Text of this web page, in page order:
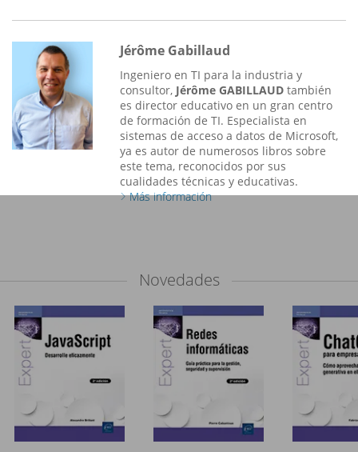
Jérôme Gabillaud
Ingeniero en TI para la industria y
consultor, Jérôme GABILLAUD también
es director educativo en un gran centro
de formación de TI. Especialista en
sistemas de acceso a datos de Microsoft,
ya es autor de numerosos libros sobre
este tema, reconocidos por sus
cualidades técnicas y educativas.
Más información
Novedades